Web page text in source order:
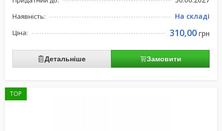
Наявність: На складі
Ціна: 310,00 грн
Детальніше Замовити
TOP